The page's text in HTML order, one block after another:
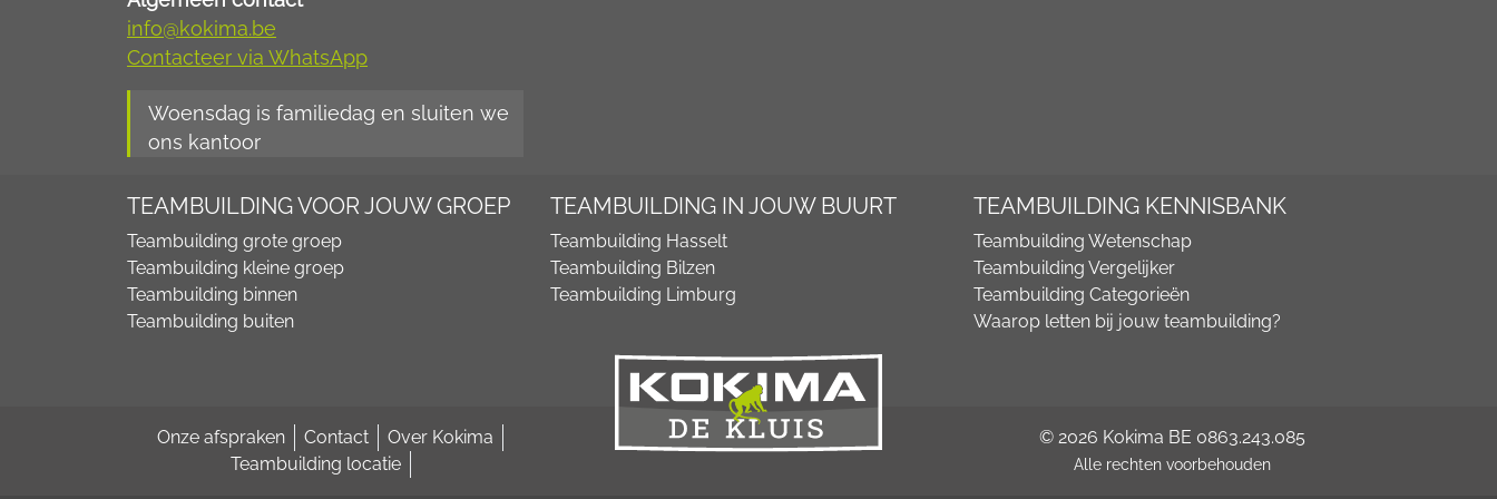
info@kokima.be
Contacteer via WhatsApp
Woensdag is familiedag en sluiten we
ons kantoor
TEAMBUILDING VOOR JOUW GROEP
Teambuilding grote groep
Teambuilding kleine groep
Teambuilding binnen
Teambuilding buiten
TEAMBUILDING IN JOUW BUURT
Teambuilding Hasselt
Teambuilding Bilzen
Teambuilding Limburg
TEAMBUILDING KENNISBANK
Teambuilding Wetenschap
Teambuilding Vergelijker
Teambuilding Categorieën
Waarop letten bij jouw teambuilding?
Onze afspraken Contact
Over Kokima
Teambuilding locatie
© 2026 Kokima BE 0863.243.085
Alle rechten voorbehouden